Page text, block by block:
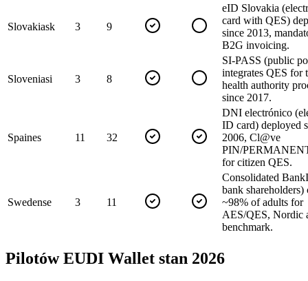
Slovakiask 3 9
eID Slovakia
card with QES)
since 2013,
B2G invoicing.
Sloveniasi 3 8
SI-PASS (public
integrates QES for
health authority
since 2017.
Spaines 11 32
DNI electrónico
ID card) deployed
2006, Cl@ve
PIN/
for citizen QES.
Swedense 3 11
Consolidated
bank shareholders)
~98% of adults for
AES/QES, Nordic
benchmark.
Pilotów EUDI Wallet stan 2026